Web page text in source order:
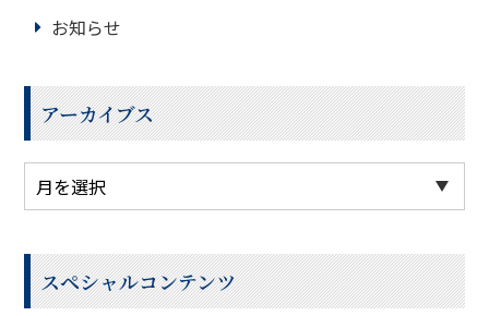
お知らせ
アーカイブス
スペシャルコンテンツ